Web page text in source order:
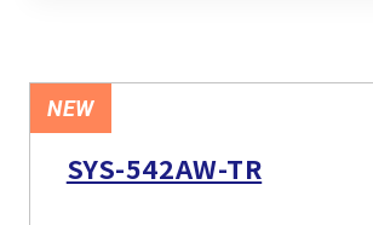
サービス
事例
NEW
SYS-542AW-TR